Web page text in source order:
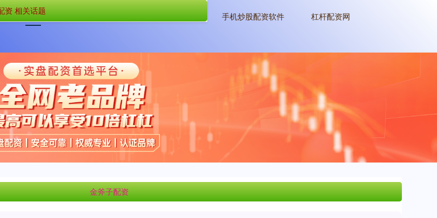
首页 金斧子配资 国内配资平台排名 手机炒股配资软件 杠杆配资网
金斧子配资
资 相关话题